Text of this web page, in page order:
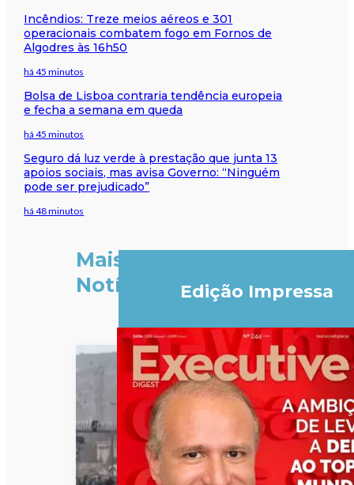
Incêndios: Treze meios aéreos e 301
operacionais combatem fogo em Fornos de
Algodres às 16h50
há 45 minutos
Bolsa de Lisboa contraria tendência europeia
e fecha a semana em queda
há 45 minutos
Seguro dá luz verde à prestação que junta 13
apoios sociais, mas avisa Governo: “Ninguém
pode ser prejudicado”
há 48 minutos
Mais
Notícias
Edição Impressa